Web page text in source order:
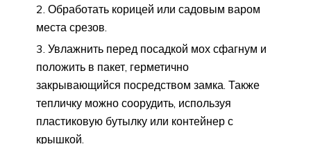
Обработать корицей или садовым варом
места срезов.
Увлажнить перед посадкой мох сфагнум и
положить в пакет, герметично
закрывающийся посредством замка. Также
тепличку можно соорудить, используя
пластиковую бутылку или контейнер с
крышкой.